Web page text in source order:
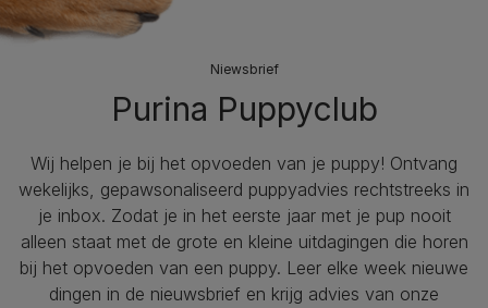
Niewsbrief
Purina Puppyclub
Wij helpen je bij het opvoeden van je puppy!​ Ontvang
wekelijks, gepawsonaliseerd puppyadvies rechtstreeks in
je inbox. Zodat je in het eerste jaar met je pup nooit
alleen staat met de grote en kleine uitdagingen die horen
bij het opvoeden van een puppy. Leer elke week nieuwe
dingen in de nieuwsbrief en krijg advies van onze